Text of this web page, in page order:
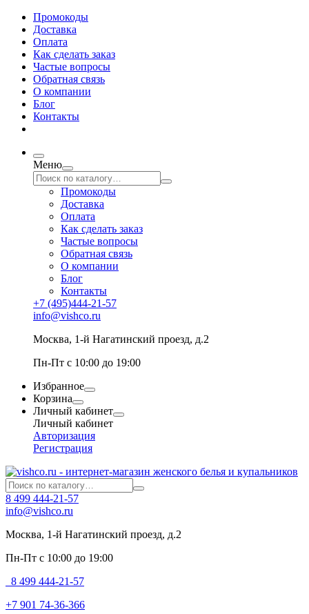
Промокоды
Доставка
Оплата
Как сделать заказ
Частые вопросы
Обратная связь
О компании
Блог
Контакты
Меню
Промокоды
Доставка
Оплата
Как сделать заказ
Частые вопросы
Обратная связь
О компании
Блог
Контакты
+7 (495)444-21-57
info@vishco.ru
Москва, 1-й Нагатинский проезд, д.2
Пн-Пт с 10:00 до 19:00
Избранное
Корзина
Личный кабинет
Личный кабинет
Авторизация
Регистрация
8 499 444-21-57
info@vishco.ru
Москва, 1-й Нагатинский проезд, д.2
Пн-Пт с 10:00 до 19:00
8 499 444-21-57
+7 901 74-36-366